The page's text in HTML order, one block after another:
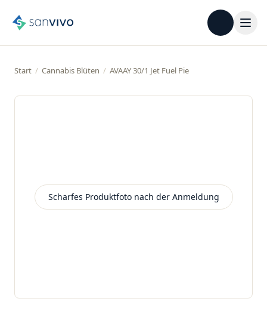
Start / Cannabis Blüten / AVAAY 30/1 Jet Fuel Pie
Scharfes Produktfoto nach der Anmeldung